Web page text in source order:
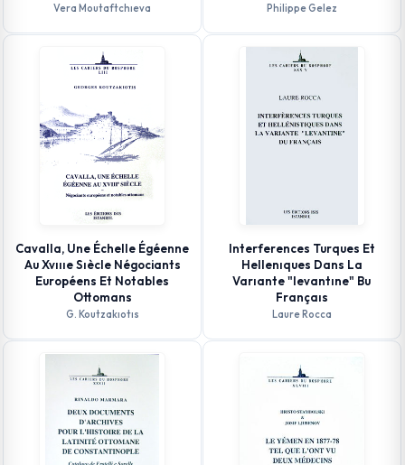
Vera Moutaftchıeva Philippe Gelez
Cavalla, Une Échelle Égéenne
Au Xvıııe Sıècle Négociants
Européens Et Notables
Ottomans
G. Koutzakıotıs
Interferences Turques Et
Hellenıques Dans La
Varıante "levantıne" Bu
Françaıs
Laure Rocca